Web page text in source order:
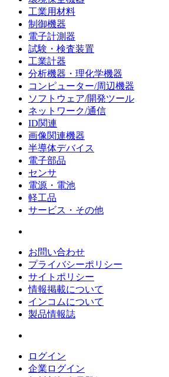
工業用材料
制御機器
電子計測器
試験・検査装置
工業計器
分析機器・理化学機器
コンピューター/周辺機器
ソフトウェア/開発ツール
ネットワーク/通信
ID関連
画像関連機器
半導体デバイス
電子部品
センサ
電源・電池
軽工品
サービス・その他
お問い合わせ
プライバシーポリシー
サイトポリシー
情報掲載について
インコムについて
製品情報誌
ログイン
企業ログイン